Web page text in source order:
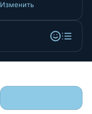
Изменить